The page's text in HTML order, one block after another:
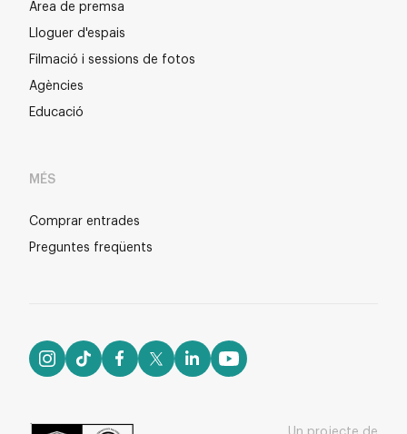
Àrea de premsa
Lloguer d'espais
Filmació i sessions de fotos
Agències
Educació
MÉS
Comprar entrades
Preguntes freqüents